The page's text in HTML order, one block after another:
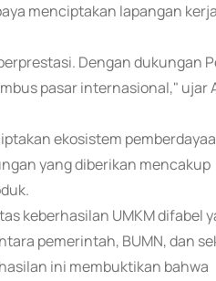
menciptakan lapangan
Dengan dukungan
pasar internasional," ujar
ekosistem
yang diberikan mencakup
keberhasilan UMKM difabel
pemerintah, BUMN, dan
ini membuktikan bahwa